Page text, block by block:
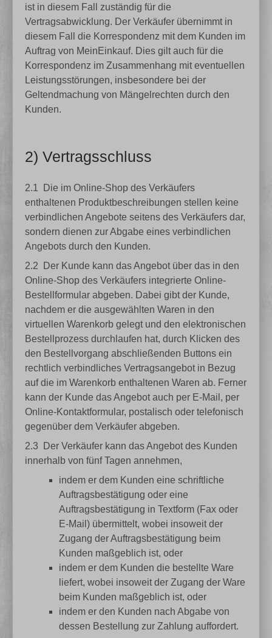
ist in diesem Fall zuständig für die
Vertragsabwicklung. Der Verkäufer übernimmt in
diesem Fall die Korrespondenz mit dem Kunden im
Auftrag von MeinEinkauf. Dies gilt auch für die
Korrespondenz im Zusammenhang mit eventuellen
Leistungsstörungen, insbesondere bei der
Geltendmachung von Mängelrechten durch den
Kunden.
2) Vertragsschluss
2.1
Die im Online-Shop des Verkäufers
enthaltenen Produktbeschreibungen stellen keine
verbindlichen Angebote seitens des Verkäufers dar,
sondern dienen zur Abgabe eines verbindlichen
Angebots durch den Kunden.
2.2
Der Kunde kann das Angebot über das in den
Online-Shop des Verkäufers integrierte Online-
Bestellformular abgeben. Dabei gibt der Kunde,
nachdem er die ausgewählten Waren in den
virtuellen Warenkorb gelegt und den elektronischen
Bestellprozess durchlaufen hat, durch Klicken des
den Bestellvorgang abschließenden Buttons ein
rechtlich verbindliches Vertragsangebot in Bezug
auf die im Warenkorb enthaltenen Waren ab. Ferner
kann der Kunde das Angebot auch per E-Mail, per
Online-Kontaktformular, postalisch oder telefonisch
gegenüber dem Verkäufer abgeben.
2.3
Der Verkäufer kann das Angebot des Kunden
innerhalb von fünf Tagen annehmen,
indem er dem Kunden eine schriftliche
Auftragsbestätigung oder eine
Auftragsbestätigung in Textform (Fax oder
E-Mail) übermittelt, wobei insoweit der
Zugang der Auftragsbestätigung beim
Kunden maßgeblich ist, oder
indem er dem Kunden die bestellte Ware
liefert, wobei insoweit der Zugang der Ware
beim Kunden maßgeblich ist, oder
indem er den Kunden nach Abgabe von
dessen Bestellung zur Zahlung auffordert.